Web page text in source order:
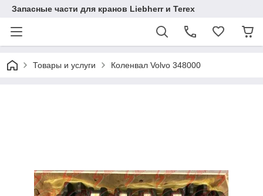
Запасные части для кранов Liebherr и Terex
Товары и услуги Коленвал Volvo 348000